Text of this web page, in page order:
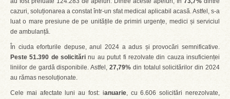
cazuri, soluționarea a constat într-un sfat medical aplicabil acasă. Astfel, s-a
luat o mare presiune de pe unitățile de primiri urgențe, medici și serviciul
de ambulanță.
În ciuda eforturile depuse, anul 2024 a adus și provocări semnificative.
Peste 51.390 de solicitări nu au putut fi rezolvate din cauza insuficienței
liniilor de gardă disponibile. Astfel, 27,79% din totalul solicitărilor din 2024
au rămas nesoluționate.
Cele mai afectate luni au fost: ianuarie, cu 6.606 solicitări nerezolvate,